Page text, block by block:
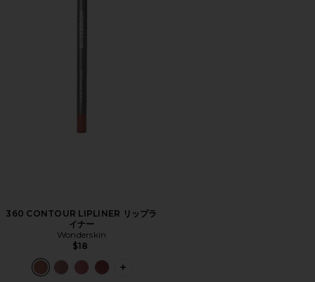
360 CONTOUR LIPLINER リップラ
イナー
Wonderskin
$18
PLUS ICON TO SEE MORE OPTIONS